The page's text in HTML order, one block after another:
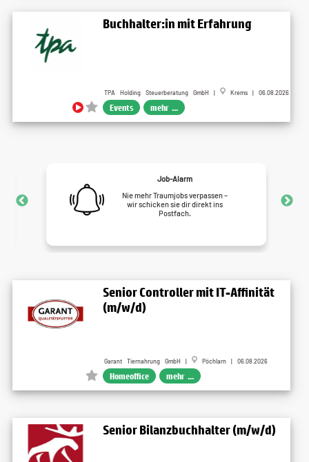
Buchhalter:in mit Erfahrung
TPA Holding Steuerberatung GmbH | Krems | 06.08.2026
Events mehr ...
Job-Alarm
Nie mehr Traumjobs verpassen –
wir schicken sie dir direkt ins
Postfach.
Senior Controller mit IT-Affinität
(m/w/d)
Garant Tiernahrung GmbH | Pöchlarn | 06.08.2026
Homeoffice mehr ...
Senior Bilanzbuchhalter (m/w/d)